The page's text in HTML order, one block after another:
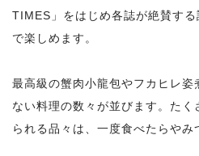
TIMES」をはじめ各誌が絶賛す
で楽しめます。
最高級の蟹肉小龍包やフカヒレ姿
ない料理の数々が並びます。た
られる品々は、一度食べたらやみ